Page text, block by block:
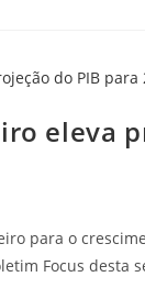
eleva
para o
Focus desta